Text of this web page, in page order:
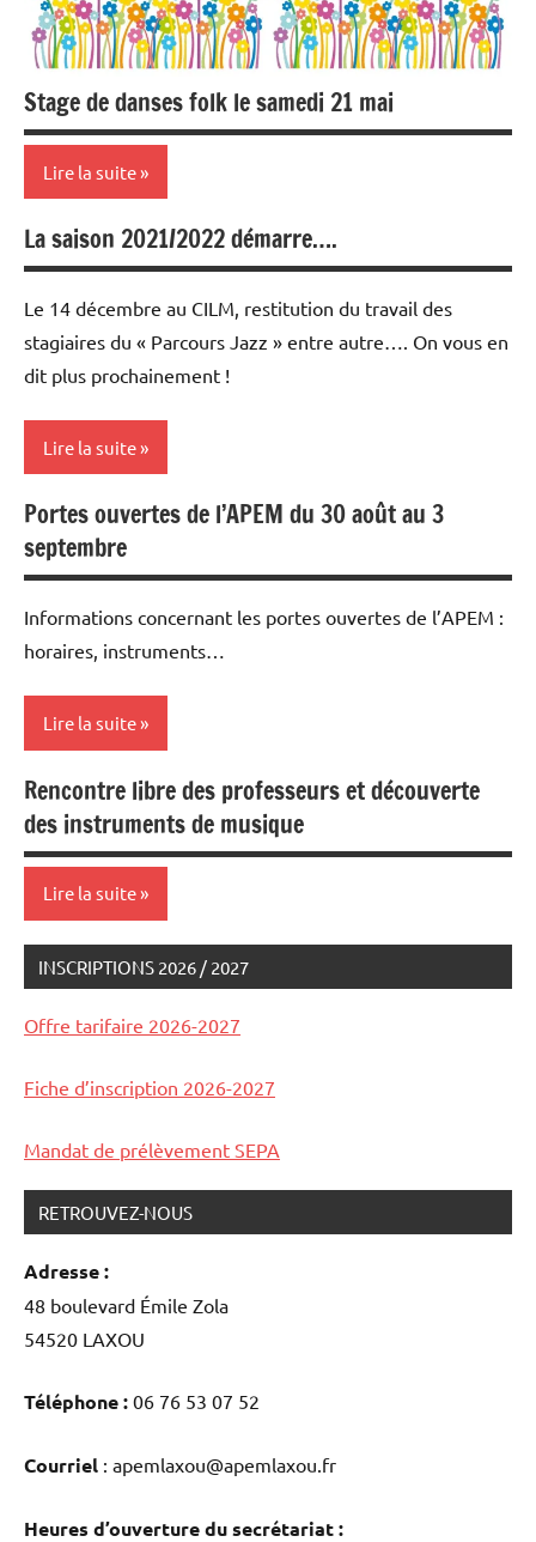
Stage de danses folk le samedi 21 mai
Lire la suite
stages
La saison 2021/2022 démarre….
Le 14 décembre au CILM, restitution du travail des
stagiaires du « Parcours Jazz » entre autre…. On vous en
dit plus prochainement !
Lire la suite
auditions
et
concerts
stages
Portes ouvertes de l’APEM du 30 août au 3
septembre
Informations concernant les portes ouvertes de l’APEM :
horaires, instruments…
Lire la suite
inscriptions
stages
Rencontre libre des professeurs et découverte
des instruments de musique
Lire la suite
inscriptions
INSCRIPTIONS 2026 / 2027
Offre tarifaire 2026-2027
Fiche d’inscription 2026-2027
Mandat de prélèvement SEPA
RETROUVEZ-NOUS
Adresse :
48 boulevard Émile Zola
54520 LAXOU
Téléphone : 06 76 53 07 52
Courriel : apemlaxou@apemlaxou.fr
Heures d’ouverture du secrétariat :